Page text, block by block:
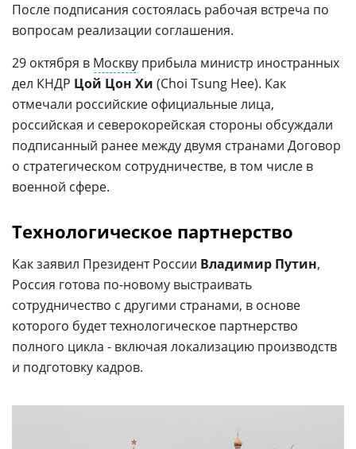
После подписания состоялась рабочая встреча по
вопросам реализации соглашения.
29 октября в Москву прибыла министр иностранных
дел КНДР Цой Цон Хи (Choi Tsung Hee). Как
отмечали российские официальные лица,
российская и северокорейская стороны обсуждали
подписанный ранее между двумя странами Договор
о стратегическом сотрудничестве, в том числе в
военной сфере.
Технологическое партнерство
Как заявил Президент России Владимир Путин,
Россия готова по-новому выстраивать
сотрудничество с другими странами, в основе
которого будет технологическое партнерство
полного цикла - включая локализацию производств
и подготовку кадров.